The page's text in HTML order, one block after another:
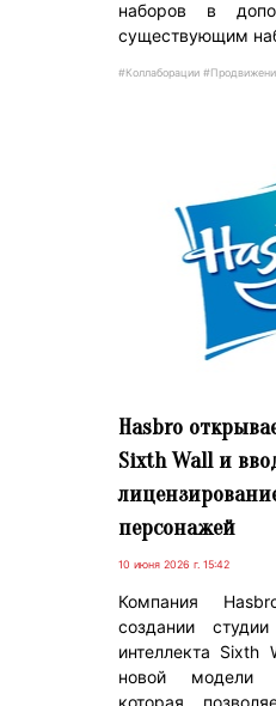
наборов в
существующим
#Коллаборации
Hasbro
Sixth Wall и
персонажей
10 июня 2026 г. 15:42
Компания
создании студии
интеллекта Sixth
новой модели
которая